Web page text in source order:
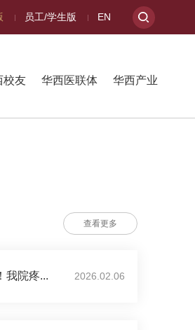
员工/学生版 EN
校友 华西医联体 华西产业
查看更多
我院疼... 2026.02.06